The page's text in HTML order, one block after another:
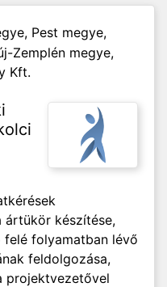
Pest megye,
Zemplén megye,
Kft.
ártükör készítése,
felé folyamatban lévő
feldolgozása,
projektvezetővel